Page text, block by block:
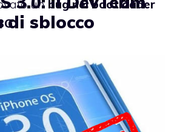
un bug nel bootloader
.
sblocco